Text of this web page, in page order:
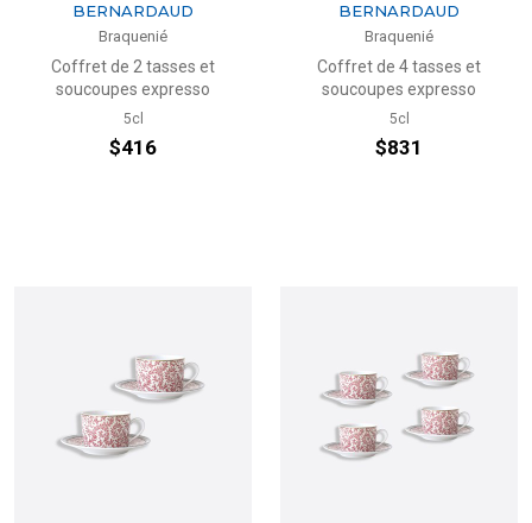
BERNARDAUD
Braquenié
Coffret de 2 tasses et
soucoupes expresso
5cl
$416
BERNARDAUD
Braquenié
Coffret de 4 tasses et
soucoupes expresso
5cl
$831